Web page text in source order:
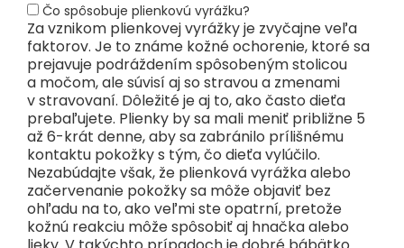
Čo spôsobuje plienkovú vyrážku?
Za vznikom plienkovej vyrážky je zvyčajne veľa
faktorov. Je to známe kožné ochorenie, ktoré sa
prejavuje podráždením spôsobeným stolicou
a močom, ale súvisí aj so stravou a zmenami
v stravovaní. Dôležité je aj to, ako často dieťa
prebaľujete. Plienky by sa mali meniť približne 5
až 6-krát denne, aby sa zabránilo prílišnému
kontaktu pokožky s tým, čo dieťa vylúčilo.
Nezabúdajte však, že plienková vyrážka alebo
začervenanie pokožky sa môže objaviť bez
ohľadu na to, ako veľmi ste opatrní, pretože
kožnú reakciu môže spôsobiť aj hnačka alebo